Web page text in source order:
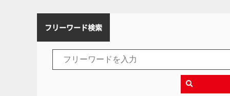
フリーワード検索